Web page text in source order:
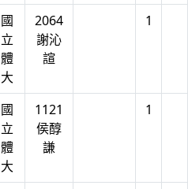
國
立
體
大
2064
謝沁
諠
1
國
立
體
大
1121
侯醇
謙
1